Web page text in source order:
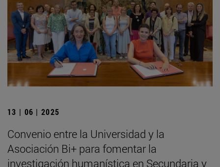
13 | 06 | 2025
Convenio entre la Universidad y la
Asociación Bi+ para fomentar la
investigación humanística en Secundaria y